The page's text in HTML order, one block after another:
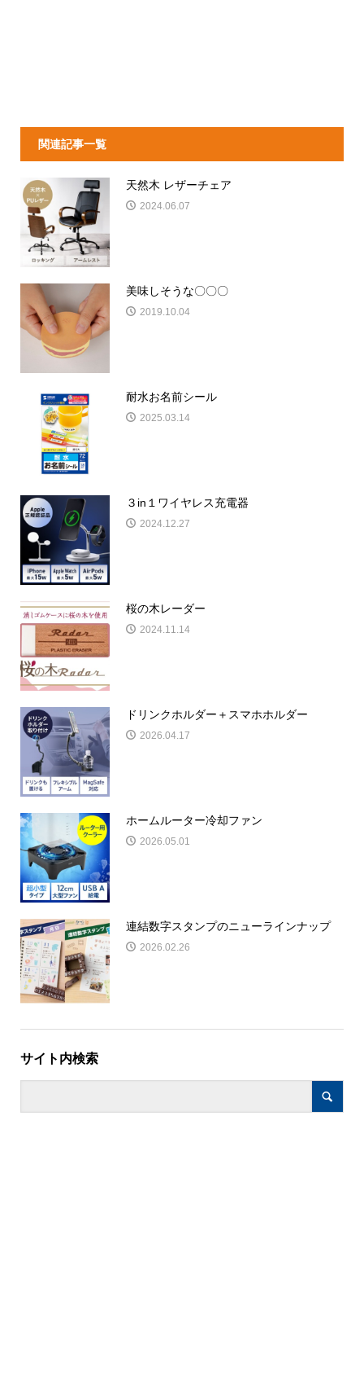
関連記事一覧
天然木 レザーチェア
2024.06.07
美味しそうな〇〇〇
2019.10.04
耐水お名前シール
2025.03.14
３in１ワイヤレス充電器
2024.12.27
桜の木レーダー
2024.11.14
ドリンクホルダー＋スマホホルダー
2026.04.17
ホームルーター冷却ファン
2026.05.01
連結数字スタンプのニューラインナップ
2026.02.26
サイト内検索